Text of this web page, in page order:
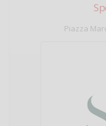
Piazza